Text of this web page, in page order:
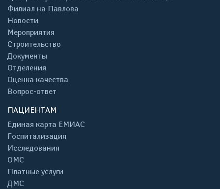
Филиал на Павлова
Новости
Мероприятия
Строительство
Документы
Отделения
Оценка качества
Вопрос-ответ
ПАЦИЕНТАМ
Единая карта ЕМИАС
Госпитализация
Исследования
ОМС
Платные услуги
ДМС